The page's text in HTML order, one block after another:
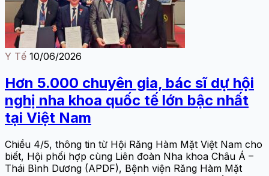
Y Tế 10/06/2026
Hơn 5.000 chuyên gia, bác sĩ dự hội
nghị nha khoa quốc tế lớn bậc nhất
tại Việt Nam
Chiều 4/5, thông tin từ Hội Răng Hàm Mặt Việt Nam cho
biết, Hội phối hợp cùng Liên đoàn Nha khoa Châu Á –
Thái Bình Dương (APDF), Bệnh viện Răng Hàm Mặt